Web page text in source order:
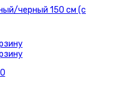
черный 150 см (с
0